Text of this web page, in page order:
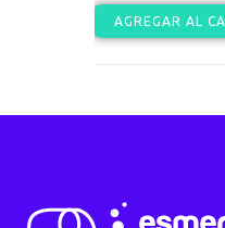
AGREGAR AL